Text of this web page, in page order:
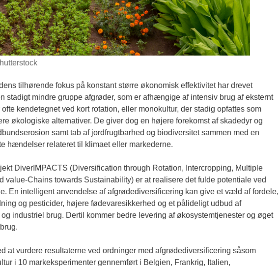
tilhørende fokus på konstant større økonomisk effektivitet har drevet
stadigt mindre gruppe afgrøder, som er afhængige af intensiv brug af eksternt
kendetegnet ved kort rotation, eller monokultur, der stadig opfattes som
økologiske alternativer. De giver dog en højere forekomst af skadedyr og
samt tab af jordfrugtbarhed og biodiversitet sammen med en
hændelser relateret til klimaet eller markederne.
DiverIMPACTS (Diversification through Rotation, Intercropping, Multiple
value-Chains towards Sustainability) er at realisere det fulde potentiale ved
En intelligent anvendelse af afgrødediversificering kan give et væld af fordele,
og pesticider, højere fødevaresikkerhed og et pålideligt udbud af
industriel brug. Dertil kommer bedre levering af økosystemtjenester og øget
at vurdere resultaterne ved ordninger med afgrødediversificering såsom
i 10 markeksperimenter gennemført i Belgien, Frankrig, Italien,